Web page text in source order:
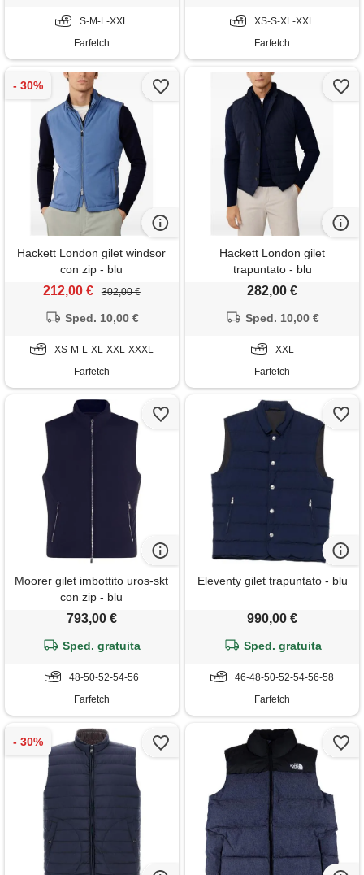
S-M-L-XXL
Farfetch
XS-S-XL-XXL
Farfetch
Hackett London gilet windsor
con zip - blu
212,00 € 302,00 €
Sped. 10,00 €
XS-M-L-XL-XXL-XXXL
Farfetch
Hackett London gilet
trapuntato - blu
282,00 €
Sped. 10,00 €
XXL
Farfetch
Moorer gilet imbottito uros-skt
con zip - blu
793,00 €
Sped. gratuita
48-50-52-54-56
Farfetch
Eleventy gilet trapuntato - blu
990,00 €
Sped. gratuita
46-48-50-52-54-56-58
Farfetch